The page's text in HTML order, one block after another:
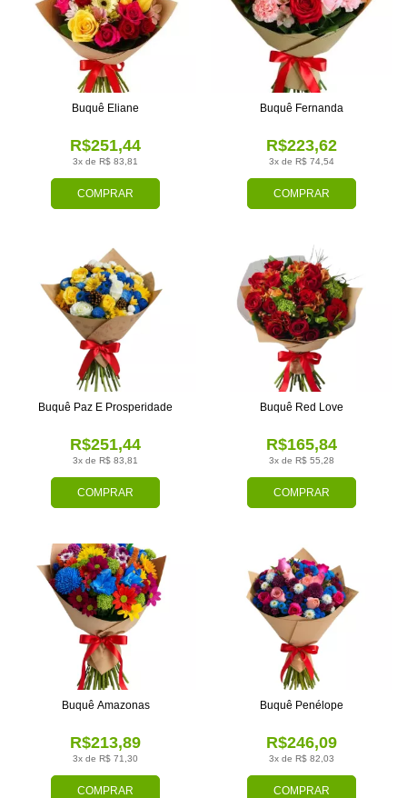
COMPRAR
3x de R$ 83,81
R$251,44
Buquê Eliane
COMPRAR
3x de R$ 74,54
R$223,62
Buquê Fernanda
COMPRAR
3x de R$ 83,81
R$251,44
Buquê Paz E Prosperidade
COMPRAR
3x de R$ 55,28
R$165,84
Buquê Red Love
COMPRAR
3x de R$ 71,30
R$213,89
Buquê Amazonas
COMPRAR
3x de R$ 82,03
R$246,09
Buquê Penélope